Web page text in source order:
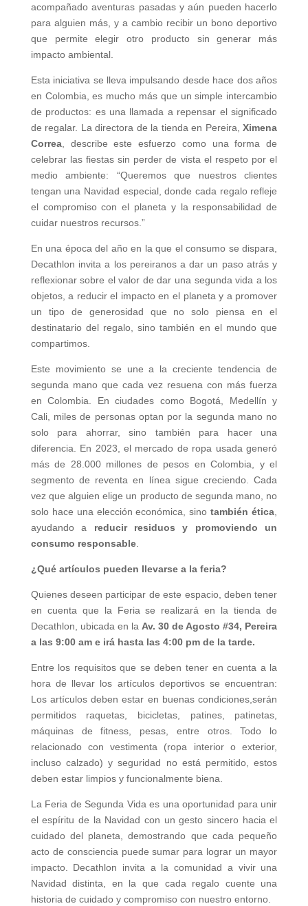
acompañado aventuras pasadas y aún pueden hacerlo
para alguien más, y a cambio recibir un bono deportivo
que permite elegir otro producto sin generar más
impacto ambiental.
Esta iniciativa se lleva impulsando desde hace dos años
en Colombia, es mucho más que un simple intercambio
de productos: es una llamada a repensar el significado
de regalar. La directora de la tienda en Pereira,Ximena
Correa, describe este esfuerzo como una forma de
celebrar las fiestas sin perder de vista el respeto por el
medio ambiente: “Queremos que nuestros clientes
tengan una Navidad especial, donde cada regalo refleje
el compromiso con el planeta y la responsabilidad de
cuidar nuestros recursos.”
En una época del año en la que el consumo se dispara,
Decathlon invita a los pereiranos a dar un paso atrás y
reflexionar sobre el valor de dar una segunda vida a los
objetos, a reducir el impacto en el planeta y a promover
un tipo de generosidad que no solo piensa en el
destinatario del regalo, sino también en el mundo que
compartimos.
Este movimiento se une a la creciente tendencia de
segunda mano que cada vez resuena con más fuerza
en Colombia. En ciudades como Bogotá, Medellín y
Cali, miles de personas optan por la segunda mano no
solo para ahorrar, sino también para hacer una
diferencia. En 2023, el mercado de ropa usada generó
más de 28.000 millones de pesos en Colombia, y el
segmento de reventa en línea sigue creciendo. Cada
vez que alguien elige un producto de segunda mano, no
solo hace una elección económica, sinotambién ética
ayudando a reducir residuos y promoviendo un
consumo responsable.
¿Qué artículos pueden llevarse a la feria?
Quienes deseen participar de este espacio, deben tener
en cuenta que la Feria se realizará en la tienda de
Decathlon, ubicada en la Av. 30 de Agosto #34, Pereira
a las 9:00 am e irá hasta las 4:00 pm de la tarde.
Entre los requisitos que se deben tener en cuenta a la
hora de llevar los artículos deportivos se encuentran:
Los artículos deben estar en buenas condiciones,serán
permitidos raquetas, bicicletas, patines, patinetas,
máquinas de fitness, pesas, entre otros. Todo lo
relacionado con vestimenta (ropa interior o exterior,
incluso calzado) y seguridad no está permitido, estos
deben estar limpios y funcionalmente biena.
La Feria de Segunda Vida es una oportunidad para unir
el espíritu de la Navidad con un gesto sincero hacia el
cuidado del planeta, demostrando que cada pequeño
acto de consciencia puede sumar para lograr un mayor
impacto. Decathlon invita a la comunidad a vivir una
Navidad distinta, en la que cada regalo cuente una
historia de cuidado y compromiso con nuestro entorno.